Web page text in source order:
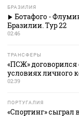
БРАЗИЛИЯ
Ботафого -
Бразилии. Тур 22
02:46
ТРАНСФЕРЫ
«ПСЖ»
условиях личного
02:39
ПОРТУГАЛИЯ
«Спортинг» сыграл